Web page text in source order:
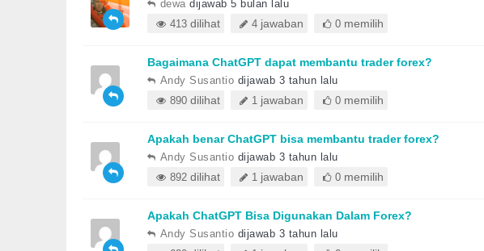
dewa dijawab 5 bulan lalu
413 dilihat 4 jawaban 0 memilih
Bagaimana ChatGPT dapat membantu trader forex?
Andy Susantio dijawab 3 tahun lalu
890 dilihat 1 jawaban 0 memilih
Apakah benar ChatGPT bisa membantu trader forex?
Andy Susantio dijawab 3 tahun lalu
892 dilihat 1 jawaban 0 memilih
Apakah ChatGPT Bisa Digunakan Dalam Forex?
Andy Susantio dijawab 3 tahun lalu